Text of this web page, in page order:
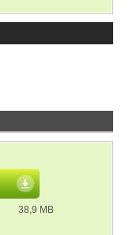
38,9 MB